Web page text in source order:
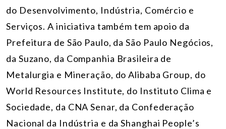
do Desenvolvimento, Indústria, Comércio e
Serviços. A iniciativa também tem apoio da
Prefeitura de São Paulo, da São Paulo Negócios,
da Suzano, da Companhia Brasileira de
Metalurgia e Mineração, do Alibaba Group, do
World Resources Institute, do Instituto Clima e
Sociedade, da CNA Senar, da Confederação
Nacional da Indústria e da Shanghai People’s